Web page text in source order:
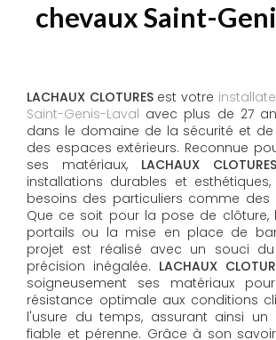
chevaux Saint-
LACHAUX CLOTURESest votre
Saint-Genis-Laval avec plus de 27
dans le domaine de la sécurité et
des espaces extérieurs. Reconnue
ses matériaux, LACHAUX CLOTURES
installations durables et
besoins des particuliers comme des
Que ce soit pour la pose de clôture,
portails ou la mise en place de
projet est réalisé avec un souci
précision inégalée. LACHAUX
soigneusement ses matériaux
résistance optimale aux conditions
l'usure du temps, assurant ainsi un
fiable et pérenne. Grâce à son